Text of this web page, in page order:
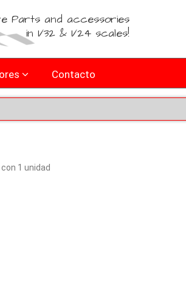
Parts and accessories
in 1/32 & 1/24 scales!
Contacto
1 unidad